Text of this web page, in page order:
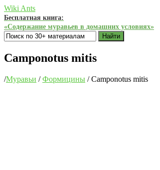
Wiki Ants
Бесплатная книга:
«Содержание муравьев в домашних условиях»
Найти
Camponotus mitis
/Муравьи / Формицины /Camponotus mitis